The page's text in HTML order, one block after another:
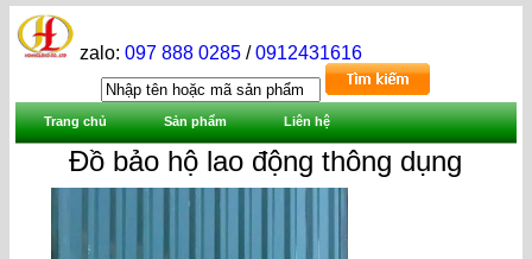
zalo:097 888 0285 /0912431616
Trang chủ Sản phẩm Liên hệ
Đồ bảo hộ lao động thông dụng